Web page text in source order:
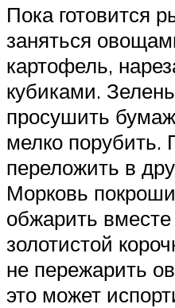
Пока готовится
заняться
картофель,
кубиками.
просушить
мелко порубить.
переложить в
Морковь
обжарить
золотистой
не пережарить
это может